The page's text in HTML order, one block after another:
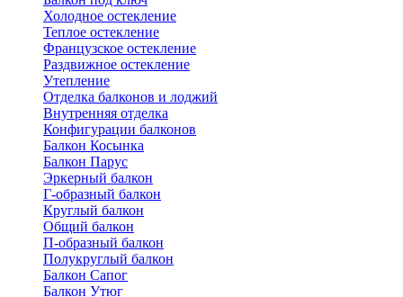
Холодное остекление
Теплое остекление
Французское остекление
Раздвижное остекление
Утепление
Отделка балконов и лоджий
Внутренняя отделка
Конфигурации балконов
Балкон Косынка
Балкон Парус
Эркерный балкон
Г-образный балкон
Круглый балкон
Общий балкон
П-образный балкон
Полукруглый балкон
Балкон Сапог
Балкон Утюг